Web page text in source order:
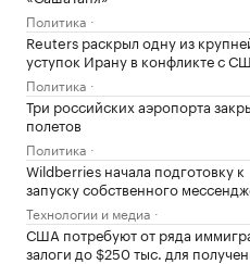
Политика
Reuters раскрыл одну из
уступок Ирану в конфликте с
Политика
Три российских аэропорта
полетов
Политика
Wildberries начала подготовку к
запуску собственного
Технологии и медиа
США потребуют от ряда
залоги до $250 тыс. для